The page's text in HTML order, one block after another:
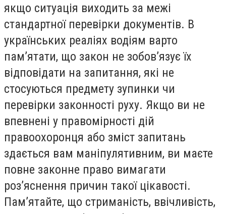
якщо ситуація виходить за межі
стандартної перевірки документів. В
українських реаліях водіям варто
пам’ятати, що закон не зобов’язує їх
відповідати на запитання, які не
стосуються предмету зупинки чи
перевірки законності руху. Якщо ви не
впевнені у правомірності дій
правоохоронця або зміст запитань
здається вам маніпулятивним, ви маєте
повне законне право вимагати
роз’яснення причин такої цікавості.
Пам’ятайте, що стриманість, ввічливість,